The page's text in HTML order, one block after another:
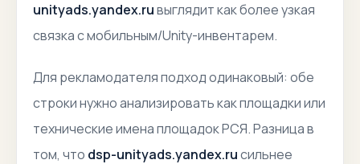
unityads.yandex.ruвыглядит как более узкая
связка с мобильным/Unity-инвентарем.
Для рекламодателя подход одинаковый: обе
строки нужно анализировать как площадки или
технические имена площадок РСЯ. Разница в
том, что dsp-unityads.yandex.ruсильнее